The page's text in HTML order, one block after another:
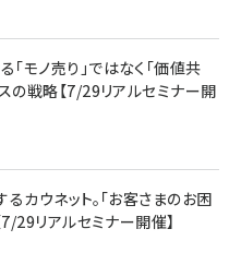
モノ売り」ではなく「価値共
の戦略【7/29リアルセミナー開
カウネット。「お客さまのお困
29リアルセミナー開催】